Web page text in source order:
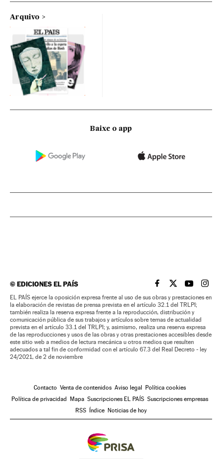
Arquivo
Baixe o app
©EDICIONES EL PAÍS EL PAÍS BRASIL EN
EL PAÍSEL PAÍS
EL
EL PAÍS ejerce la oposición expresa frente al uso de sus obras y prestaciones en
la elaboración de revistas de prensa prevista en el artículo 32.1 del TRLPI;
también realiza la reserva expresa frente a la reproducción, distribución y
comunicación pública de sus trabajos y artículos sobre temas de actualidad
prevista en el artículo 33.1 del TRLPI; y, asimismo, realiza una reserva expresa
de las reproducciones y usos de las obras y otras prestaciones accesibles desde
este sitio web a medios de lectura mecánica u otros medios que resulten
adecuados a tal fin de conformidad con el artículo 67.3 del Real Decreto - ley
24/2021, de 2 de noviembre
Contacto Venta de contenidos Aviso legal
Política cookies
Política de privacidad
Mapa Suscripciones EL PAÍS Suscripciones empresas
RSS
Índice Noticias de hoy